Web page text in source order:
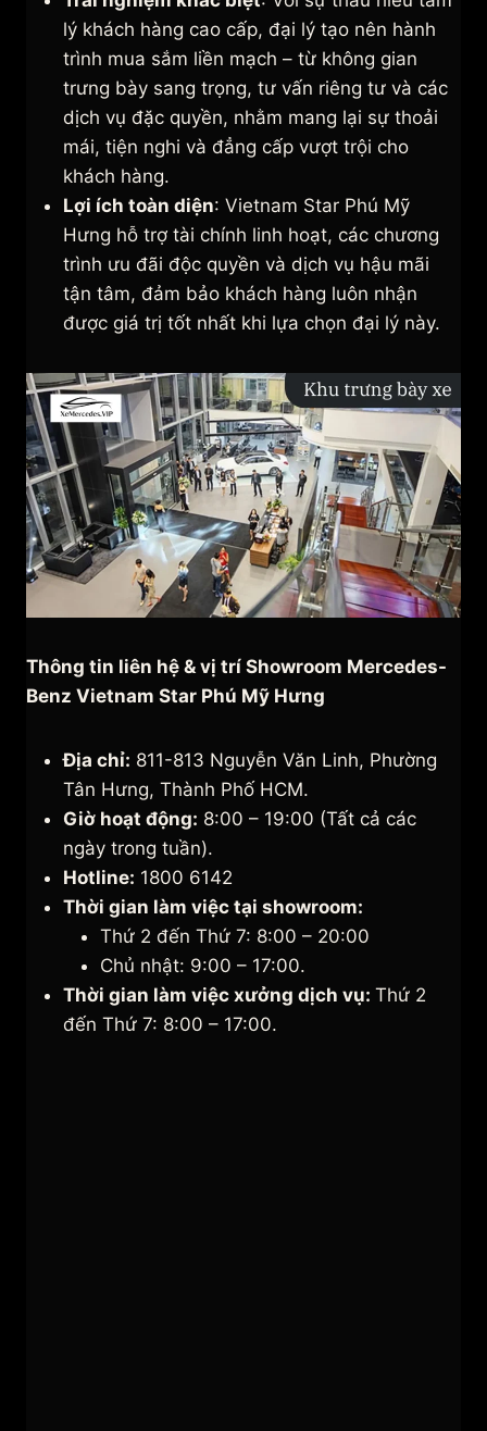
lý khách hàng cao cấp, đại lý tạo nên hành
trình mua sắm liền mạch – từ không gian
trưng bày sang trọng, tư vấn riêng tư và các
dịch vụ đặc quyền, nhằm mang lại sự thoải
mái, tiện nghi và đẳng cấp vượt trội cho
khách hàng.
Lợi ích toàn diện: Vietnam Star Phú Mỹ
Hưng hỗ trợ tài chính linh hoạt, các chương
trình ưu đãi độc quyền và dịch vụ hậu mãi
tận tâm, đảm bảo khách hàng luôn nhận
được giá trị tốt nhất khi lựa chọn đại lý này.
Thông tin liên hệ & vị trí Showroom Mercedes-
Benz Vietnam Star Phú Mỹ Hưng
Địa chỉ: 811-813 Nguyễn Văn Linh, Phường
Tân Hưng, Thành Phố HCM.
Giờ hoạt động: 8:00 – 19:00 (Tất cả các
ngày trong tuần).
Hotline: 1800 6142
Thời gian làm việc tại showroom:
Thứ 2 đến Thứ 7: 8:00 – 20:00
Chủ nhật: 9:00 – 17:00.
Thời gian làm việc xưởng dịch vụ: Thứ 2
đến Thứ 7: 8:00 – 17:00.